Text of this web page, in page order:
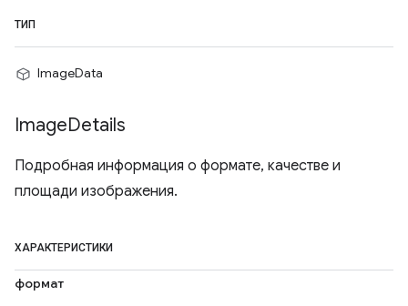
ТИП
ImageData
ImageDetails
Подробная информация о формате, качестве и
площади изображения.
ХАРАКТЕРИСТИКИ
формат